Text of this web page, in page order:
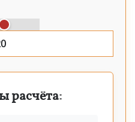
расчёта: